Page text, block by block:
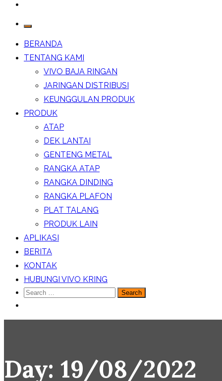
BERANDA
TENTANG KAMI
VIVO BAJA RINGAN
JARINGAN DISTRIBUSI
KEUNGGULAN PRODUK
PRODUK
ATAP
DEK LANTAI
GENTENG METAL
RANGKA ATAP
RANGKA DINDING
RANGKA PLAFON
PLAT TALANG
PRODUK LAIN
APLIKASI
BERITA
KONTAK
HUBUNGI VIVO KRING
Search
Day: 19/08/2022